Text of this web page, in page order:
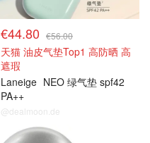
€44.80 €56.00
天猫 油皮气垫Top1 高防晒 高
遮瑕
Laneige NEO 绿气垫 spf42
PA++
@dealmoon.de